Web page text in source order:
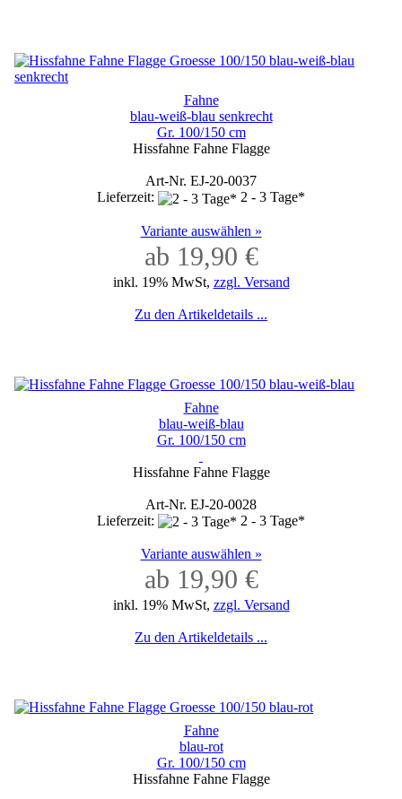
Fahne
blau-weiß-blau senkrecht
Gr. 100/150 cm
Hissfahne Fahne Flagge
Art-Nr. EJ-20-0037
Lieferzeit:
2 - 3 Tage*
Variante auswählen »
ab 19,90 €
inkl. 19% MwSt, zzgl. Versand
Zu den Artikeldetails ...
Fahne
blau-weiß-blau
Gr. 100/150 cm
Hissfahne Fahne Flagge
Art-Nr. EJ-20-0028
Lieferzeit:
2 - 3 Tage*
Variante auswählen »
ab 19,90 €
inkl. 19% MwSt, zzgl. Versand
Zu den Artikeldetails ...
Fahne
blau-rot
Gr. 100/150 cm
Hissfahne Fahne Flagge